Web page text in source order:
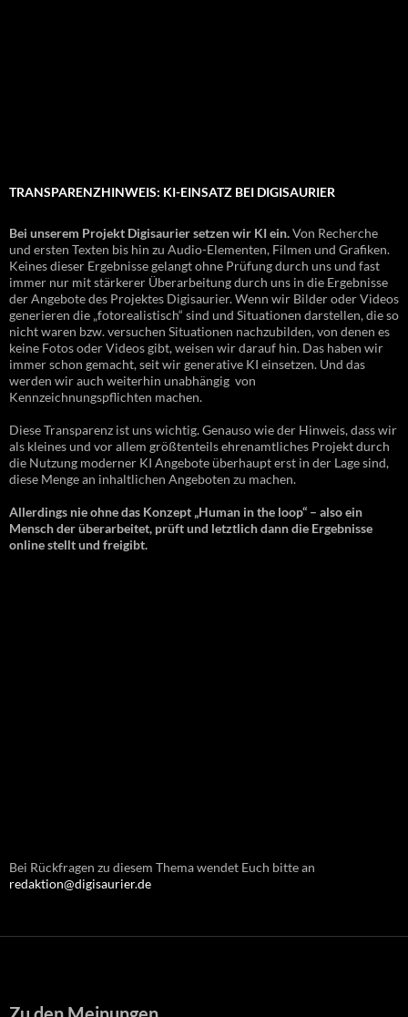
TRANSPARENZHINWEIS: KI-EINSATZ BEI DIGISAURIER
Bei unserem Projekt Digisaurier setzen wir KI ein.Von Recherche
und ersten Texten bis hin zu Audio-Elementen, Filmen und Grafiken.
Keines dieser Ergebnisse gelangt ohne Prüfung durch uns und fast
immer nur mit stärkerer Überarbeitung durch uns in die Ergebnisse
der Angebote des Projektes Digisaurier. Wenn wir Bilder oder Videos
generieren die „fotorealistisch“ sind und Situationen darstellen, die so
nicht waren bzw. versuchen Situationen nachzubilden, von denen es
keine Fotos oder Videos gibt, weisen wir darauf hin. Das haben wir
immer schon gemacht, seit wir generative KI einsetzen. Und das
werden wir auch weiterhin unabhängig von
Kennzeichnungspflichten machen.
Diese Transparenz ist uns wichtig. Genauso wie der Hinweis, dass wir
als kleines und vor allem größtenteils ehrenamtliches Projekt durch
die Nutzung moderner KI Angebote überhaupt erst in der Lage sind,
diese Menge an inhaltlichen Angeboten zu machen.
Allerdings nie ohne das Konzept „Human in the loop“ – also ein
Mensch der überarbeitet, prüft und letztlich dann die Ergebnisse
online stellt und freigibt.
Bei Rückfragen zu diesem Thema wendet Euch bitte an
redaktion@digisaurier.de